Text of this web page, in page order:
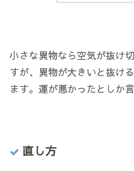
小さな異物なら空気が抜け
すが、異物が大きいと抜け
ます。運が悪かったとしか
直し方